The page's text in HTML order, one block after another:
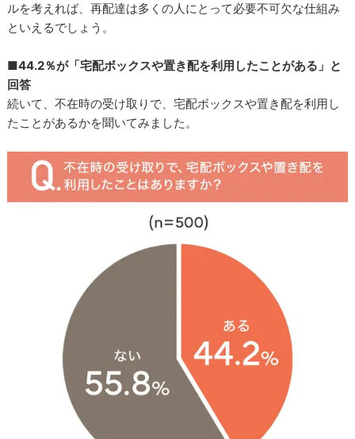
ルを考えれば、再配達は多くの人にとって必要不可欠な仕組み
といえるでしょう。
■44.2％が「宅配ボックスや置き配を利用したことがある」と
回答
続いて、不在時の受け取りで、宅配ボックスや置き配を利用し
たことがあるかを聞いてみました。